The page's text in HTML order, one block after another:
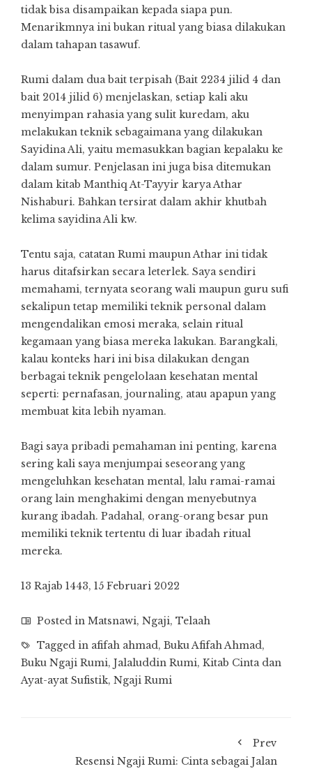
tidak bisa disampaikan kepada siapa pun.
Menarikmnya ini bukan ritual yang biasa dilakukan
dalam tahapan tasawuf.
Rumi dalam dua bait terpisah (Bait 2234 jilid 4 dan
bait 2014 jilid 6) menjelaskan, setiap kali aku
menyimpan rahasia yang sulit kuredam, aku
melakukan teknik sebagaimana yang dilakukan
Sayidina Ali, yaitu memasukkan bagian kepalaku ke
dalam sumur. Penjelasan ini juga bisa ditemukan
dalam kitab Manthiq At-Tayyir karya Athar
Nishaburi. Bahkan tersirat dalam akhir khutbah
kelima sayidina Ali kw.
Tentu saja, catatan Rumi maupun Athar ini tidak
harus ditafsirkan secara leterlek. Saya sendiri
memahami, ternyata seorang wali maupun guru sufi
sekalipun tetap memiliki teknik personal dalam
mengendalikan emosi meraka, selain ritual
kegamaan yang biasa mereka lakukan. Barangkali,
kalau konteks hari ini bisa dilakukan dengan
berbagai teknik pengelolaan kesehatan mental
seperti: pernafasan, journaling, atau apapun yang
membuat kita lebih nyaman.
Bagi saya pribadi pemahaman ini penting, karena
sering kali saya menjumpai seseorang yang
mengeluhkan kesehatan mental, lalu ramai-ramai
orang lain menghakimi dengan menyebutnya
kurang ibadah. Padahal, orang-orang besar pun
memiliki teknik tertentu di luar ibadah ritual
mereka.
13 Rajab 1443, 15 Februari 2022
Posted in Matsnawi, Ngaji, Telaah
Tagged in afifah ahmad, Buku Afifah Ahmad,
Buku Ngaji Rumi, Jalaluddin Rumi, Kitab Cinta dan
Ayat-ayat Sufistik, Ngaji Rumi
Prev
Resensi Ngaji Rumi: Cinta sebagai Jalan